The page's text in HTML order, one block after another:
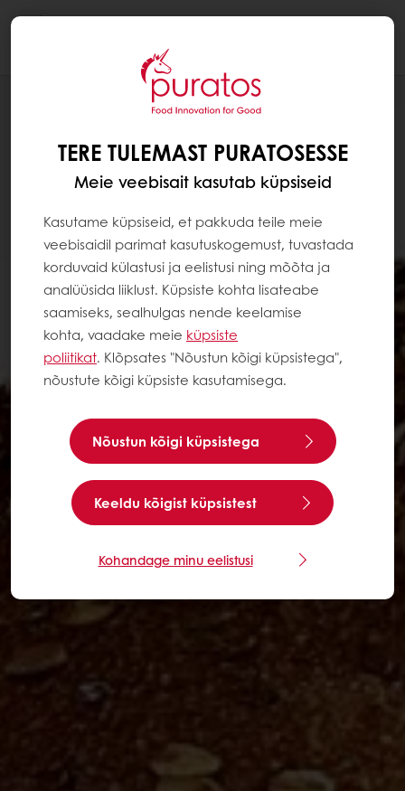
TERE TULEMAST PURATOSESSE
Meie veebisait kasutab küpsiseid
Kasutame küpsiseid, et pakkuda teile meie
veebisaidil parimat kasutuskogemust, tuvastada
korduvaid külastusi ja eelistusi ning mõõta ja
analüüsida liiklust. Küpsiste kohta lisateabe
saamiseks, sealhulgas nende keelamise
kohta, vaadake meie küpsiste
poliitikat. Klõpsates "Nõustun kõigi küpsistega",
nõustute kõigi küpsiste kasutamisega.
Nõustun kõigi küpsistega
Keeldu kõigist küpsistest
Kohandage minu eelistusi